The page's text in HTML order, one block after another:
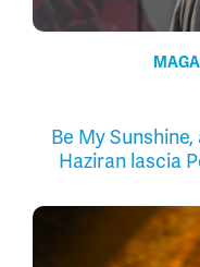
Be My
Haziran lascia